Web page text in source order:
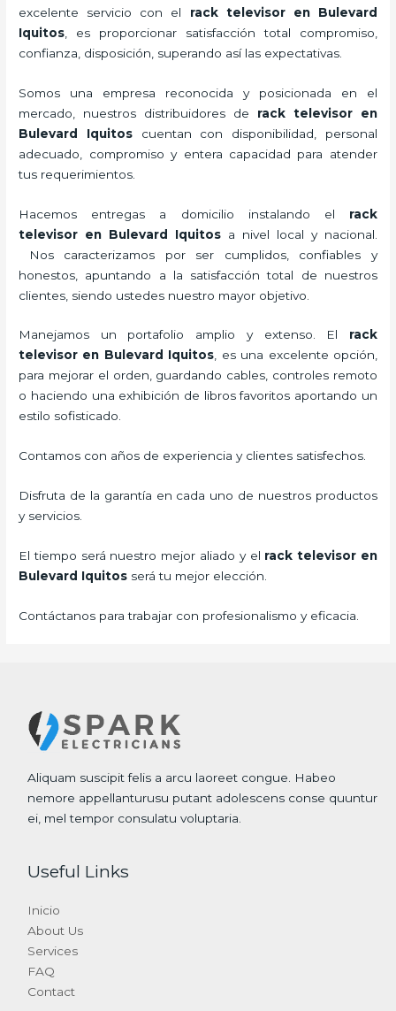
excelente servicio con el rack televisoren Bulevard
Iquitos , es proporcionar satisfacción total compromiso,
confianza, disposición, superando así las expectativas.
Somos una empresa reconocida y posicionada en el
mercado, nuestros distribuidores de rack televisoren
Bulevard Iquitos cuentan con disponibilidad, personal
adecuado, compromiso y entera capacidad para atender
tus requerimientos.
Hacemos entregas a domicilio instalando el rack
televisor en Bulevard Iquitos a nivel local y nacional.
Nos caracterizamos por ser cumplidos, confiables y
honestos, apuntando a la satisfacción total de nuestros
clientes, siendo ustedes nuestro mayor objetivo.
Manejamos un portafolio amplio y extenso. El rack
televisor en Bulevard Iquitos, es una excelente opción,
para mejorar el orden, guardando cables, controles remoto
o haciendo una exhibición de libros favoritos aportando un
estilo sofisticado.
Contamos con años de experiencia y clientes satisfechos.
Disfruta de la garantía en cada uno de nuestros productos
y servicios.
El tiempo será nuestro mejor aliado y el rack televisor en
Bulevard Iquitos será tu mejor elección.
Contáctanos para trabajar con profesionalismo y eficacia.
Aliquam suscipit felis a arcu laoreet congue. Habeo
nemore appellanturusu putant adolescens conse quuntur
ei, mel tempor consulatu voluptaria.
Useful Links
Inicio
About Us
Services
FAQ
Contact